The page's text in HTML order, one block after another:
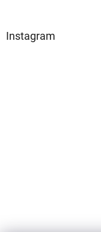
Instagram